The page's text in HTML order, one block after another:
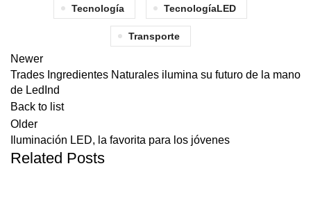
Tecnología TecnologíaLED
Transporte
Newer
Trades Ingredientes Naturales ilumina su futuro de la mano
de LedInd
Back to list
Older
Iluminación LED, la favorita para los jóvenes
Related Posts